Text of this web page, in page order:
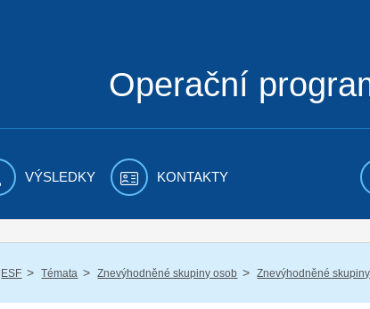
Operační
VÝSLEDKY KONTAKTY
ESF / Témata / Znevýhodněné skupiny osob / Znevýhodněné